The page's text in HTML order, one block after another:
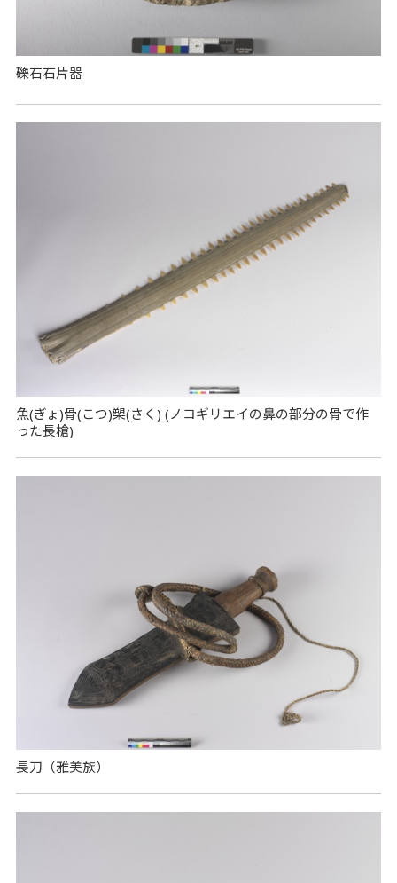
礫石石片器
魚(ぎょ)骨(こつ)槊(さく) (ノコギリエイの鼻の部分の骨で作
った長槍)
長刀（雅美族）